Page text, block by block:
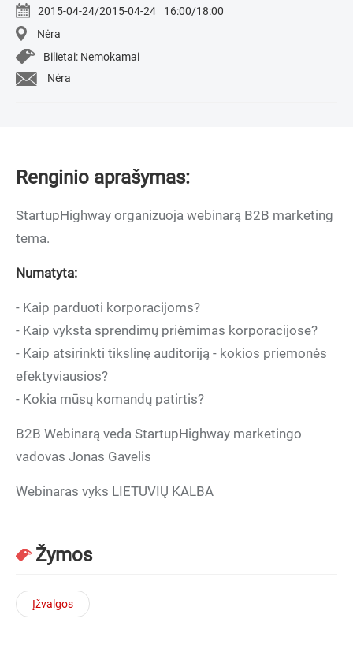
2015-04-24/2015-04-24
16:00/18:00
Nėra
Bilietai: Nemokamai
Nėra
Renginio aprašymas:
StartupHighway organizuoja webinarą B2B marketing
tema.
Numatyta:
- Kaip parduoti korporacijoms?
- Kaip vyksta sprendimų priėmimas korporacijose?
- Kaip atsirinkti tikslinę auditoriją - kokios priemonės
efektyviausios?
- Kokia mūsų komandų patirtis?
B2B Webinarą veda StartupHighway marketingo
vadovas Jonas Gavelis
Webinaras vyks LIETUVIŲ KALBA
Žymos
Įžvalgos